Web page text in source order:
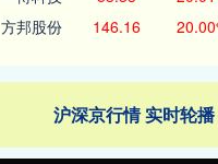
方邦股份 146.16
沪深京行情 实时轮播